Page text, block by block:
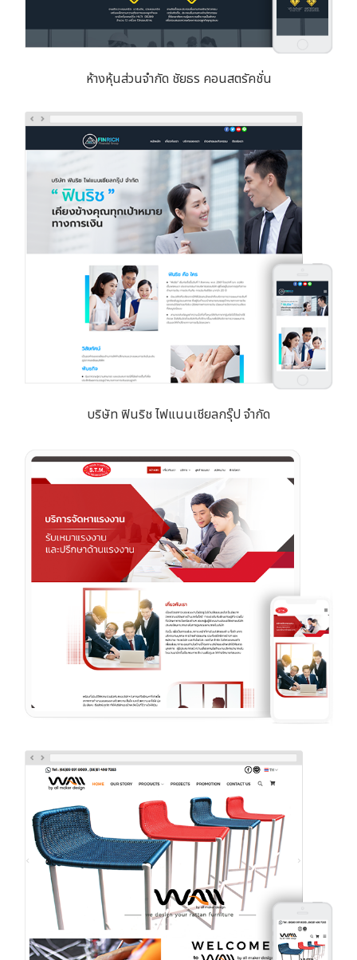
ห้างหุ้นส่วนจำกัด ชัยธร คอนสตรัคชั่น
บริษัท ฟินริช ไฟแนนเชียลกรุ๊ป จำกัด